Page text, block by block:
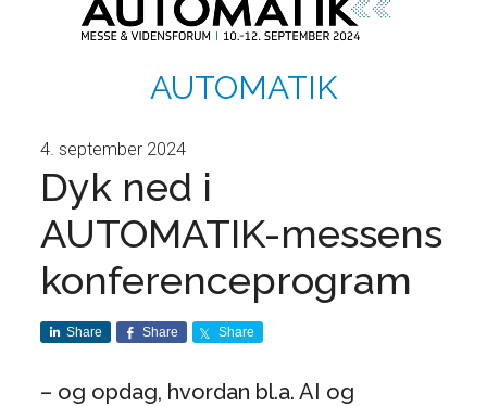
AUTOMATIK
4. september 2024
Dyk ned i
AUTOMATIK-messens
konferenceprogram
Share Share Share
– og opdag, hvordan bl.a. AI og